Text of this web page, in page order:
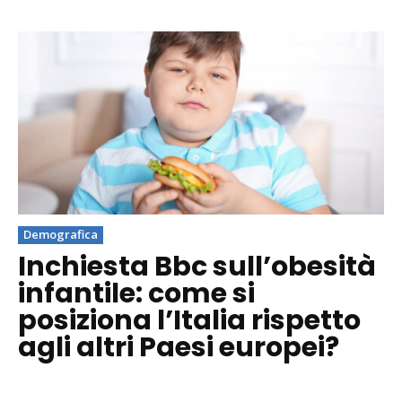
Demografica
Inchiesta Bbc sull’obesità
infantile: come si
posiziona l’Italia rispetto
agli altri Paesi europei?